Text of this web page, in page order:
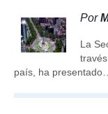
Por
La
país, ha